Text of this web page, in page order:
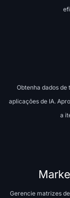
Obtenha dados de
aplicações de IA.
a
Gerencie matrizes